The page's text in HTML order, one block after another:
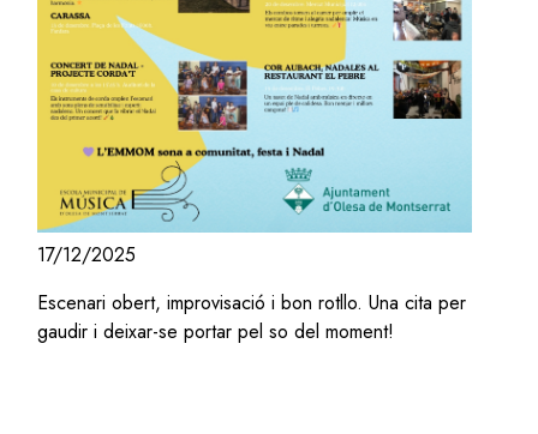
17/12/2025
Escenari obert, improvisació i bon rotllo. Una cita per
gaudir i deixar-se portar pel so del moment!